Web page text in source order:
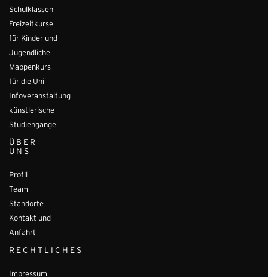
Schulklassen
Freizeitkurse
für Kinder und
Jugendliche
Mappenkurs
für die Uni
Infoveranstaltung
künstlerische
Studiengänge
ÜBER
UNS
Profil
Team
Standorte
Kontakt und
Anfahrt
RECHTLICHES
Impressum